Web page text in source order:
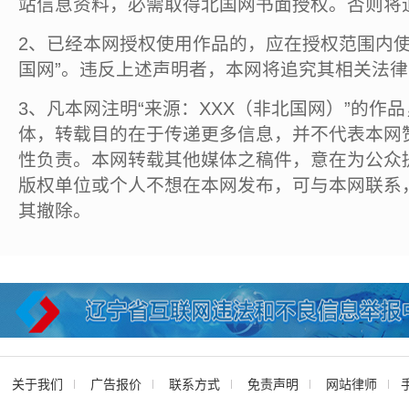
站信息资料，必需取得北国网书面授权。否则将
2、已经本网授权使用作品的，应在授权范围内
国网”。违反上述声明者，本网将追究其相关法
3、凡本网注明“来源：XXX（非北国网）”的作
体，转载目的在于传递更多信息，并不代表本
性负责。本网转载其他媒体之稿件，意在为公
版权单位或个人不想在本网发布，可与本网联
其撤除。
关于我们 广告报价 联系方式 免责声明 网站律师